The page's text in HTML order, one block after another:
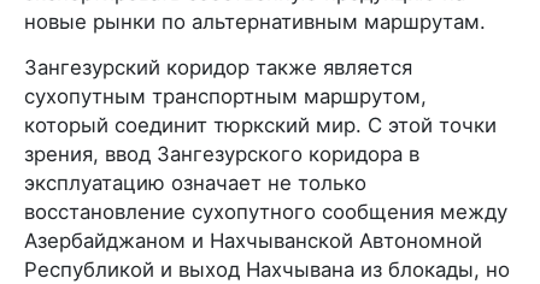
новые рынки по альтернативным маршрутам.
Зангезурский коридор также является
сухопутным транспортным маршрутом,
который соединит тюркский мир. С этой точки
зрения, ввод Зангезурского коридора в
эксплуатацию означает не только
восстановление сухопутного сообщения между
Азербайджаном и Нахчыванской Автономной
Республикой и выход Нахчывана из блокады, но